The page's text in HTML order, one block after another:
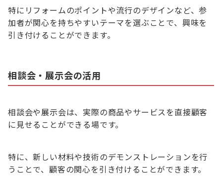
特にリフォームのポイントや流行のデザインなど、参
加者が関心を持ちやすいテーマを選ぶことで、興味を
引き付けることができます。
相談会・展示会の活用
相談会や展示会は、実際の商品やサービスを直接顧客
に見せることができる場です。
特に、新しい材料や技術のデモンストレーションを行
うことで、顧客の関心を引き付けることができます。